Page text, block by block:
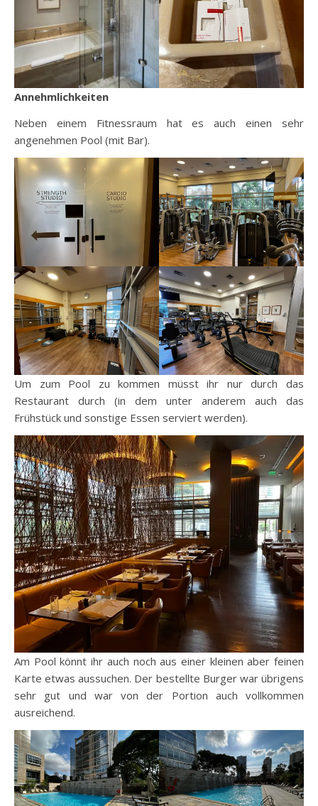
Annehmlichkeiten
Neben einem Fitnessraum hat es auch einen sehr
angenehmen Pool (mit Bar).
Um zum Pool zu kommen müsst ihr nur durch das
Restaurant durch (in dem unter anderem auch das
Frühstück und sonstige Essen serviert werden).
Am Pool könnt ihr auch noch aus einer kleinen aber feinen
Karte etwas aussuchen. Der bestellte Burger war übrigens
sehr gut und war von der Portion auch vollkommen
ausreichend.